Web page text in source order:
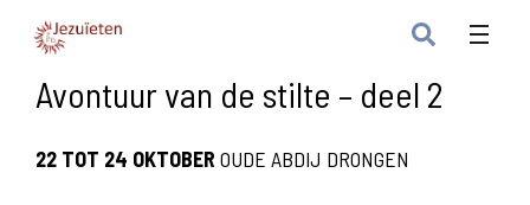
Avontuur van de stilte – deel 2
22 TOT 24 OKTOBER OUDE ABDIJ DRONGEN